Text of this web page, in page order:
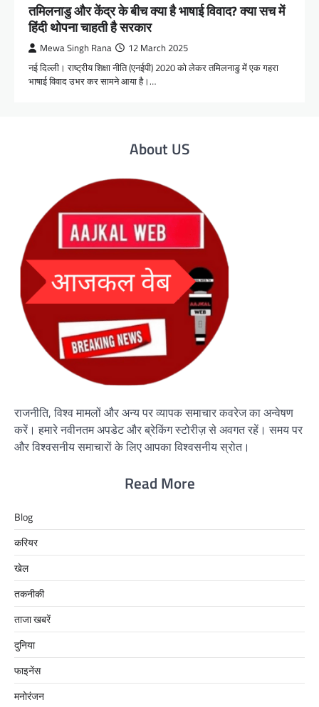
तमिलनाडु और केंद्र के बीच क्या है भाषाई विवाद? क्या सच में
हिंदी थोपना चाहती है सरकार
Mewa Singh Rana 12 March 2025
नई दिल्ली। राष्ट्रीय शिक्षा नीति (एनईपी) 2020 को लेकर तमिलनाडु में एक गहरा
भाषाई विवाद उभर कर सामने आया है।…
About US
राजनीति, विश्व मामलों और अन्य पर व्यापक समाचार कवरेज का अन्वेषण
करें। हमारे नवीनतम अपडेट और ब्रेकिंग स्टोरीज़ से अवगत रहें। समय पर
और विश्वसनीय समाचारों के लिए आपका विश्वसनीय स्रोत।
Read More
Blog
करियर
खेल
तकनीकी
ताजा खबरें
दुनिया
फाइनेंस
मनोरंजन